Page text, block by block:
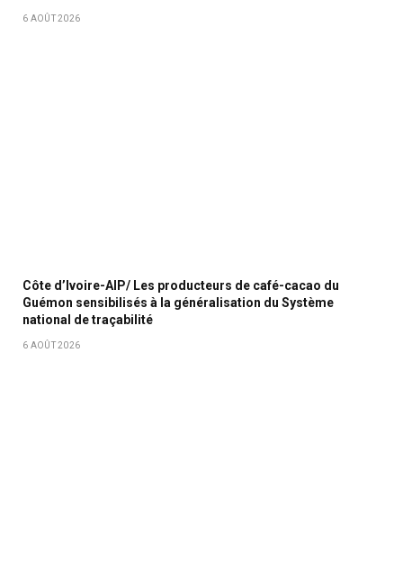
6 AOÛT 2026
Côte d’Ivoire-AIP/ Les producteurs de café-cacao du
Guémon sensibilisés à la généralisation du Système
national de traçabilité
6 AOÛT 2026